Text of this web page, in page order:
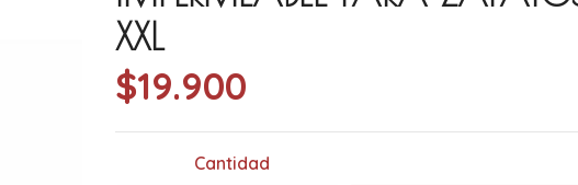
XXL
$19.900
Cantidad